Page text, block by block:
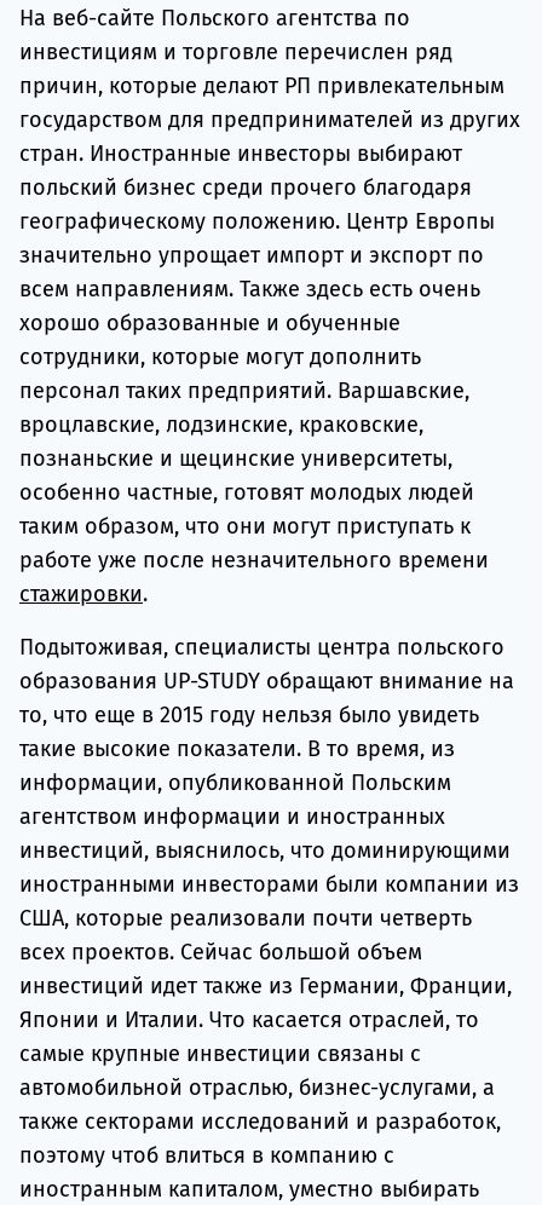
На веб-сайте Польского агентства по
инвестициям и торговле перечислен ряд
причин, которые делают РП привлекательным
государством для предпринимателей из других
стран. Иностранные инвесторы выбирают
польский бизнес среди прочего благодаря
географическому положению. Центр Европы
значительно упрощает импорт и экспорт по
всем направлениям. Также здесь есть очень
хорошо образованные и обученные
сотрудники, которые могут дополнить
персонал таких предприятий. Варшавские,
вроцлавские, лодзинские, краковские,
познаньские и щецинские университеты,
особенно частные, готовят молодых людей
таким образом, что они могут приступать к
работе уже после незначительного времени
стажировки.
Подытоживая, специалисты центра польского
образования UP-STUDY обращают внимание на
то, что еще в 2015 году нельзя было увидеть
такие высокие показатели. В то время, из
информации, опубликованной Польским
агентством информации и иностранных
инвестиций, выяснилось, что доминирующими
иностранными инвесторами были компании из
США, которые реализовали почти четверть
всех проектов. Сейчас большой объем
инвестиций идет также из Германии, Франции,
Японии и Италии. Что касается отраслей, то
самые крупные инвестиции связаны с
автомобильной отраслью, бизнес-услугами, а
также секторами исследований и разработок,
поэтому чтоб влиться в компанию с
иностранным капиталом, уместно выбирать